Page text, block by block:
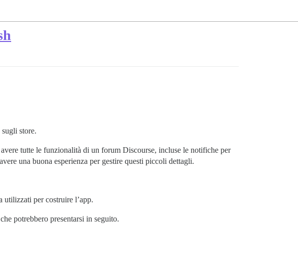
store.
tutte le funzionalità di un forum Discourse, incluse le notifiche per
una buona esperienza per gestire questi piccoli dettagli.
per costruire l’app.
potrebbero presentarsi in seguito.